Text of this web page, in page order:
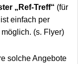
„Ref-Treff“ (für
ist einfach per
möglich. (s. Flyer)
solche Angebote